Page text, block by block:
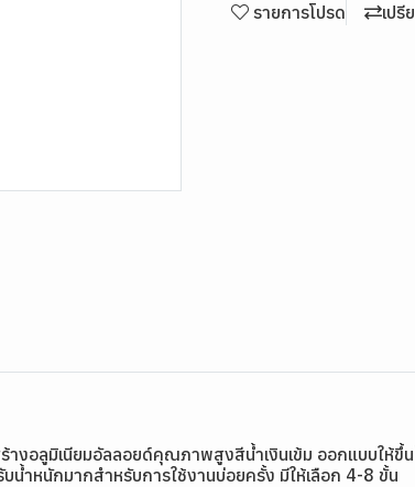
รายการโปรด เปรี
างอลูมิเนียมอัลลอยด์คุณภาพสูงสีน้ำเงินเข้ม ออกแบบให้ขึ้
ำหนักมากสำหรับการใช้งานบ่อยครั้ง มีให้เลือก 4-8 ขั้น